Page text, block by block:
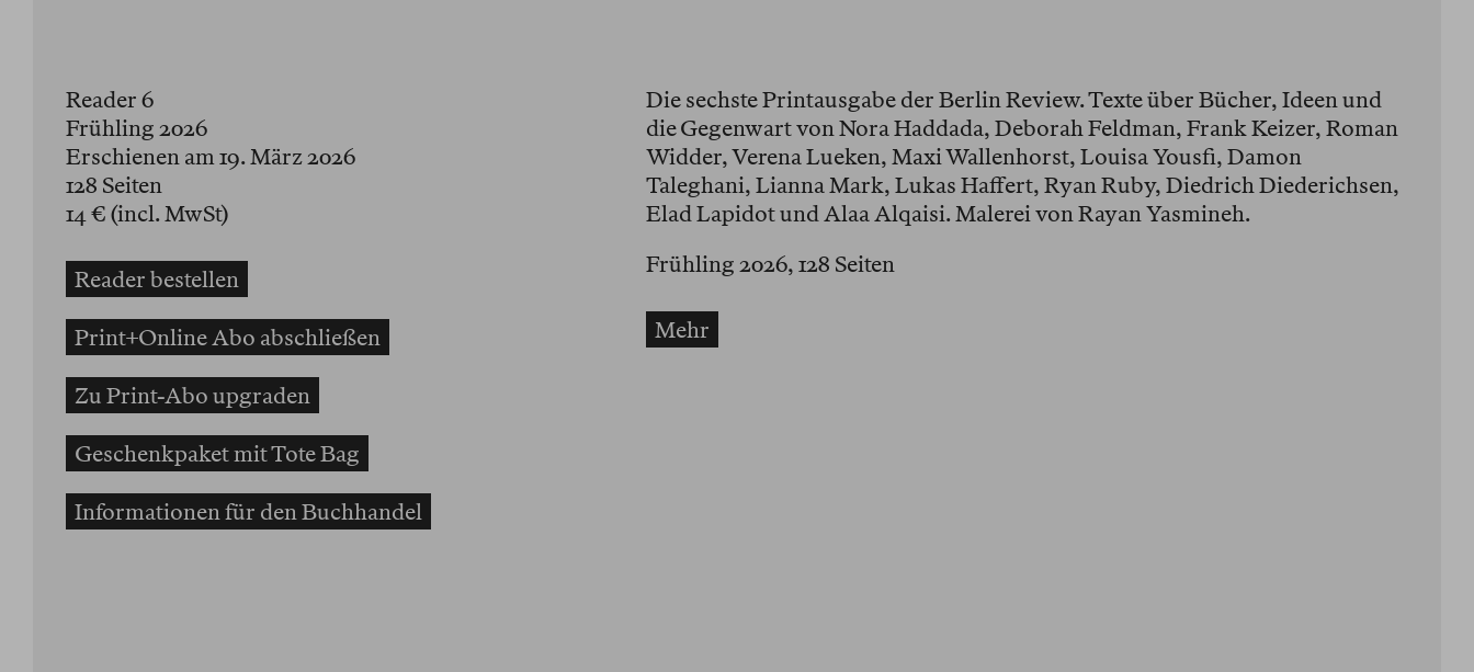
Reader 6
Frühling 2026
Erschienen am 19. März 2026
128 Seiten
14 € (incl. MwSt)
Reader bestellen
Print+Online Abo abschließen
Zu Print-Abo upgraden
Geschenkpaket mit Tote Bag
Informationen für den Buchhandel
Die sechste Printausgabe der Berlin Review. Texte über Bücher, Ideen und
die Gegenwart von Nora Haddada, Deborah Feldman, Frank Keizer, Roman
Widder, Verena Lueken, Maxi Wallenhorst, Louisa Yousfi, Damon
Taleghani, Lianna Mark, Lukas Haffert, Ryan Ruby, Diedrich Diederichsen,
Elad Lapidot und Alaa Alqaisi. Malerei von Rayan Yasmineh.
Frühling 2026, 128 Seiten
Mehr